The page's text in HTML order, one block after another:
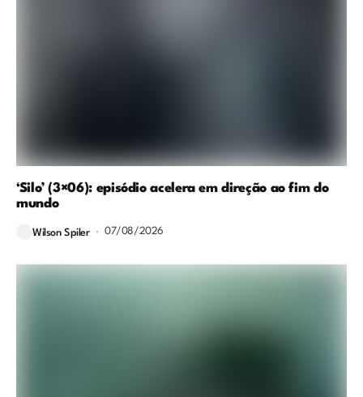
‘Silo’ (3×06): episódio acelera em direção ao fim do
mundo
Wilson Spiler 07/08/2026